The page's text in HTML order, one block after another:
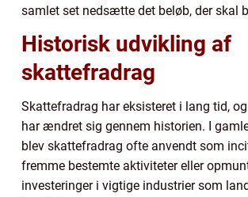
samlet set nedsætte det beløb, der skal
Historisk udvikling af
skattefradrag
Skattefradrag har eksisteret i lang tid,
har ændret sig gennem historien. I
blev skattefradrag ofte anvendt som
fremme bestemte aktiviteter eller
investeringer i vigtige industrier som